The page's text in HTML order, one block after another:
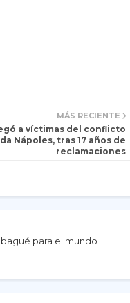
MÁS RECIENTE
a víctimas del conflicto
Nápoles, tras 17 años de
reclamaciones
para el mundo